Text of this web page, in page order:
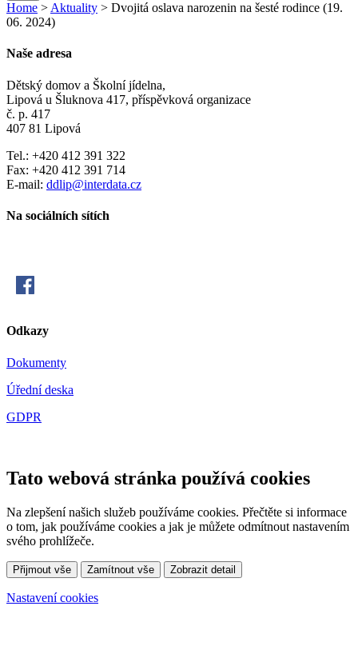
Home > Aktuality > Dvojitá oslava narozenin na šesté rodince (19.
06. 2024)
Naše adresa
Dětský domov a Školní jídelna,
Lipová u Šluknova 417, příspěvková organizace
č. p. 417
407 81 Lipová
Tel.: +420 412 391 322
Fax: +420 412 391 714
E-mail: ddlip@interdata.cz
Na sociálních sítích
Odkazy
Dokumenty
Úřední deska
GDPR
Tato webová stránka používá cookies
Na zlepšení našich služeb používáme cookies. Přečtěte si informace
o tom, jak používáme cookies a jak je můžete odmítnout nastavením
svého prohlížeče.
Přijmout vše Zamítnout vše Zobrazit detail
Nastavení cookies